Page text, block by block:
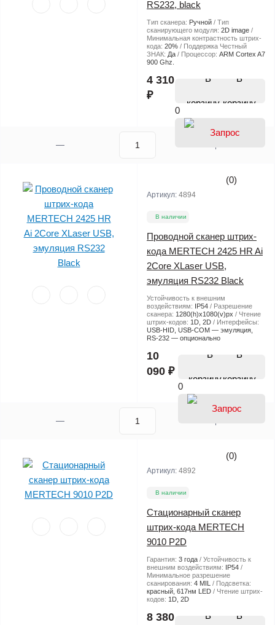
RS232, black
Тип сканера: Ручной
Тип
сканирующего модуля: 2D image
Минимальная контрастность штрих-
кода: 20%
Поддержка Честный
ЗНАК: Да Процессор: ARM Cortex A7
900 Ghz.
4 310
₽
В
корзину
0
(0)
Артикул: 4894
В наличии
Проводной сканер штрих-
кода MERTECH 2425 HR Ai
2Core XLaser USB,
эмуляция RS232 Black
Устойчивость к внешним
воздействиям: IP54
Разрешение
сканера: 1280(h)х1080(v)px
Чтение
штрих-кодов: 1D, 2D
Интерфейсы:
USB-HID, USB-COM — эмуляция,
RS-232 — опционально
10
090 ₽
В
корзину
0
(0)
Артикул: 4892
В наличии
Стационарный сканер
штрих-кода MERTECH
9010 P2D
Гарантия: 3 года
Устойчивость к
внешним воздействиям: IP54
Минимальное разрешение
сканирования: 4 MIL
Подсветка:
красный, 617нм LED
Чтение штрих-
кодов: 1D, 2D
8 380
В